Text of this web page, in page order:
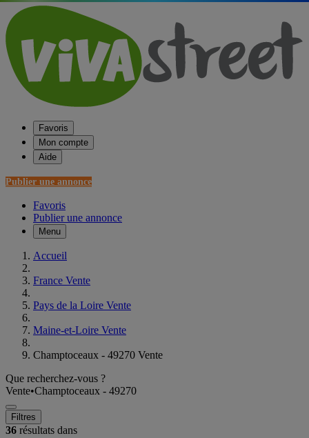
Favoris
Mon compte
Aide
Publier une annonce
Favoris
Publier une annonce
Menu
Accueil
France Vente
Pays de la Loire Vente
Maine-et-Loire Vente
Champtoceaux - 49270 Vente
Que recherchez-vous ?
Vente•Champtoceaux - 49270
Filtres
36 résultats dans